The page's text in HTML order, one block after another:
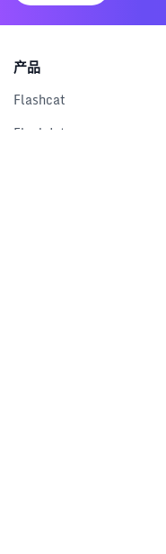
产品
Flashcat
Flashduty